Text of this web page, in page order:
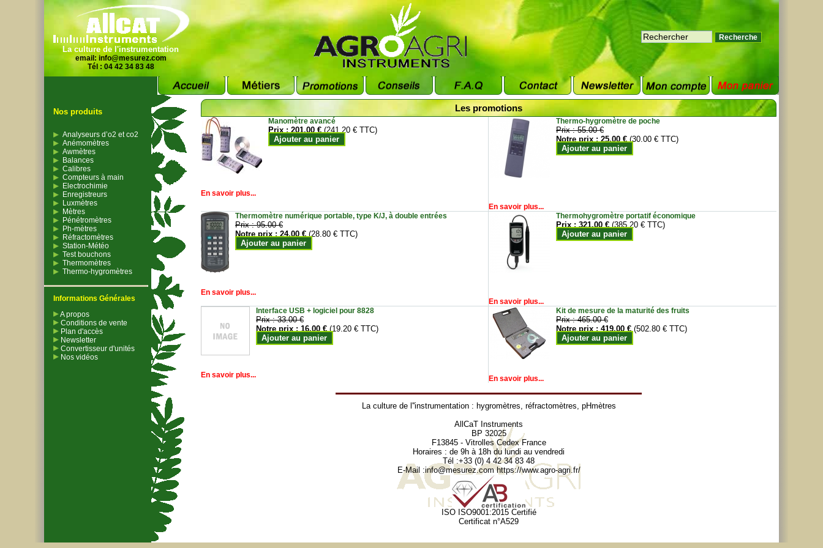
La culture de l'instrumentation
email: info@mesurez.com
Tél : 04 42 34 83 48
Nos produits
Analyseurs d’o2 et co2
Anémomètres
Awmètres
Balances
Calibres
Compteurs à main
Electrochimie
Enregistreurs
Luxmètres
Mètres
Pénétromètres
Ph-mètres
Réfractomètres
Station-Météo
Test bouchons
Thermomètres
Thermo-hygromètres
Informations Générales
A propos
Conditions de vente
Plan d'accès
Newsletter
Convertisseur d'unités
Nos vidéos
Les promotions
Manomètre avancé
Prix :201.00 € (241.20 € TTC)
Ajouter au panier
En savoir plus...
Thermo-hygromètre de poche
Prix :55.00 €
Notre prix :25.00 € (30.00 € TTC)
Ajouter au panier
En savoir plus...
Thermomètre numérique portable, type K/J, à double entrées
Prix :95.00 €
Notre prix :24.00 € (28.80 € TTC)
Ajouter au panier
En savoir plus...
Thermohygromètre portatif économique
Prix :321.00 € (385.20 € TTC)
Ajouter au panier
En savoir plus...
Interface USB + logiciel pour 8828
Prix :33.00 €
Notre prix :16.00 € (19.20 € TTC)
Ajouter au panier
En savoir plus...
Kit de mesure de la maturité des fruits
Prix :465.00 €
Notre prix :419.00 € (502.80 € TTC)
Ajouter au panier
En savoir plus...
La culture de l''instrumentation : hygromètres, réfractomètres, pHmètres
AllCaT Instruments
BP 32025
F13845 - Vitrolles Cedex France
Horaires : de 9h à 18h du lundi au vendredi
Tél :+33 (0) 4 42 34 83 48
E-Mail :info@mesurez.com https://www.agro-agri.fr/
ISO ISO9001:2015 Certifié
Certificat n°A529